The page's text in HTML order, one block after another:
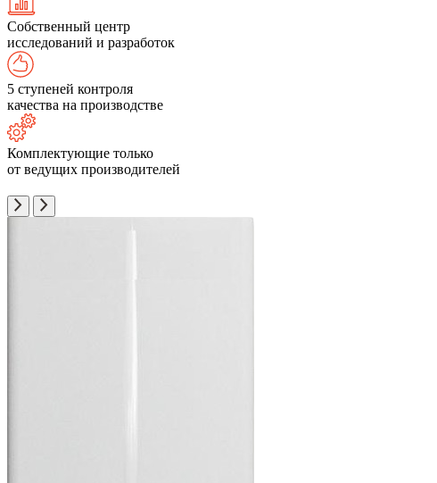
Собственный центр
исследований и разработок
5 ступеней контроля
качества на производстве
Комплектующие только
от ведущих производителей